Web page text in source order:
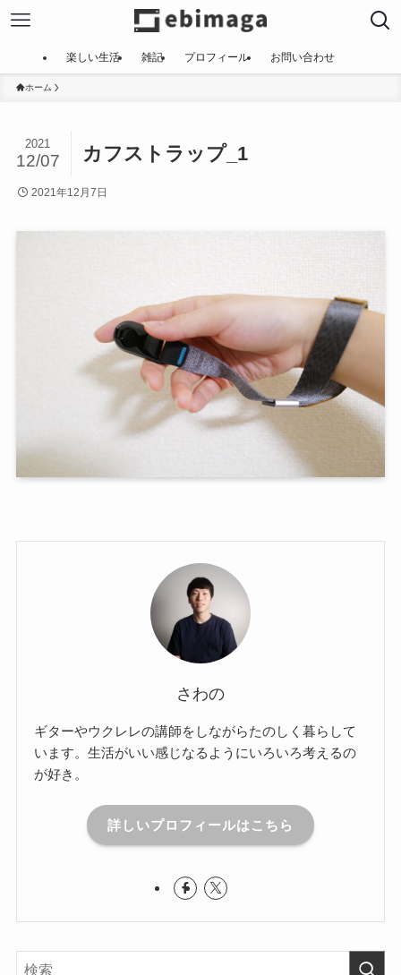
楽しい生活 雑記 プロフィール お問い合わせ
ホーム
カフストラップ_1
2021
12/07
2021年12月7日
さわの
ギターやウクレレの講師をしながらたのしく暮らして
います。生活がいい感じなるようにいろいろ考えるの
が好き。
詳しいプロフィールはこちら